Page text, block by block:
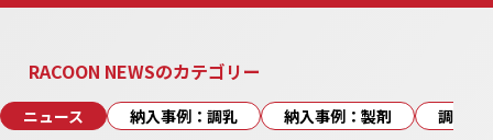
RACOON NEWSのカテゴリー
ニュース 納入事例：調乳 納入事例：製剤 調乳